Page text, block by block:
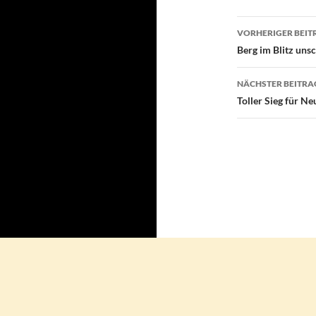
VORHERIGER
Berg im Blitz
NÄCHSTER
Toller Sieg für